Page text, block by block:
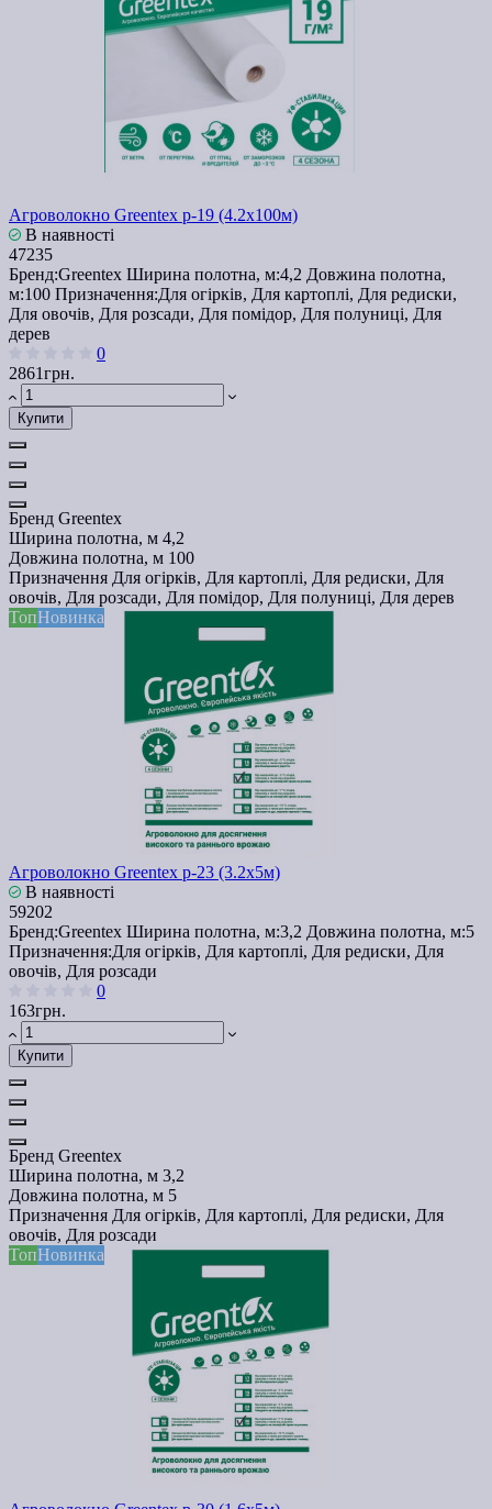
Агроволокно Greentex p-19 (4.2x100м)
В наявності
47235
Бренд:Greentex Ширина полотна, м:4,2 Довжина полотна,
м:100 Призначення:Для огірків, Для картоплі, Для редиски,
Для овочів, Для розсади, Для помідор, Для полуниці, Для
дерев
0
2861грн.
Купити
Бренд Greentex
Ширина полотна, м 4,2
Довжина полотна, м 100
Призначення Для огірків, Для картоплі, Для редиски, Для
овочів, Для розсади, Для помідор, Для полуниці, Для дерев
ТопНовинка
Агроволокно Greentex p-23 (3.2x5м)
В наявності
59202
Бренд:Greentex Ширина полотна, м:3,2 Довжина полотна, м:5
Призначення:Для огірків, Для картоплі, Для редиски, Для
овочів, Для розсади
0
163грн.
Купити
Бренд Greentex
Ширина полотна, м 3,2
Довжина полотна, м 5
Призначення Для огірків, Для картоплі, Для редиски, Для
овочів, Для розсади
ТопНовинка